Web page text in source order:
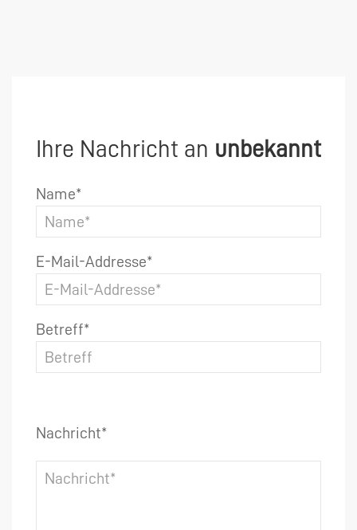
Ihre Nachricht an unbekannt
Name*
E-Mail-Addresse*
Betreff*
Nachricht*